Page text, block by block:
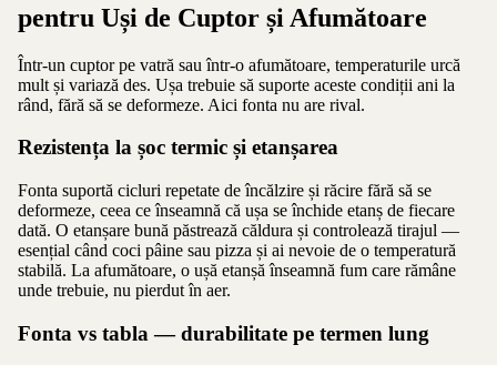
pentru Uși de Cuptor și Afumătoare
Într-un cuptor pe vatră sau într-o afumătoare, temperaturile urcă
mult și variază des. Ușa trebuie să suporte aceste condiții ani la
rând, fără să se deformeze. Aici fonta nu are rival.
Rezistența la șoc termic și etanșarea
Fonta suportă cicluri repetate de încălzire și răcire fără să se
deformeze, ceea ce înseamnă că ușa se închide etanș de fiecare
dată. O etanșare bună păstrează căldura și controlează tirajul —
esențial când coci pâine sau pizza și ai nevoie de o temperatură
stabilă. La afumătoare, o ușă etanșă înseamnă fum care rămâne
unde trebuie, nu pierdut în aer.
Fonta vs tabla — durabilitate pe termen lung